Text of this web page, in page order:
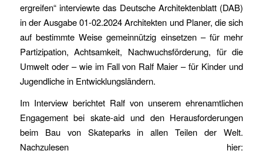
ergreifen“ interviewte das Deutsche Architektenblatt (DAB)
in der Ausgabe 01-02.2024 Architekten und Planer, die sich
auf bestimmte Weise gemeinnützig einsetzen – für mehr
Partizipation, Achtsamkeit, Nachwuchsförderung, für die
Umwelt oder – wie im Fall von Ralf Maier – für Kinder und
Jugendliche in Entwicklungsländern.
Im Interview berichtet Ralf von unserem ehrenamtlichen
Engagement bei skate-aid und den Herausforderungen
beim Bau von Skateparks in allen Teilen der Welt.
Nachzulesen hier: